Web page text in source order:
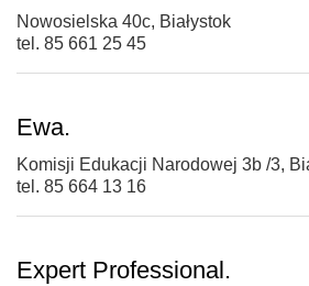
Nowosielska 40c, Białystok
tel. 85 661 25 45
Ewa.
Komisji Edukacji Narodowej 3b /3,
tel. 85 664 13 16
Expert Professional.